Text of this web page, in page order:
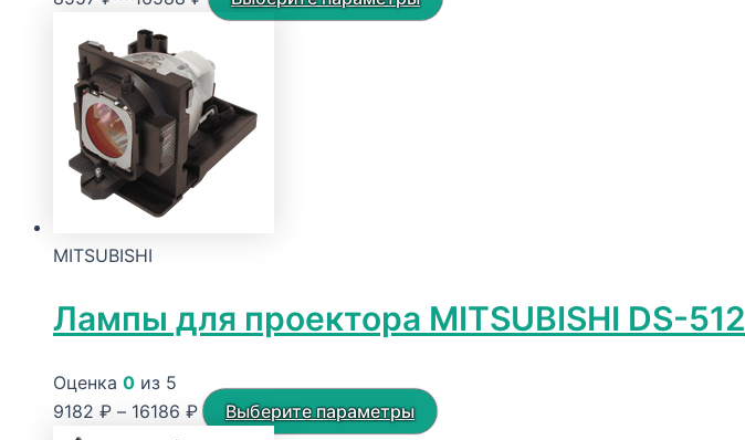
цен:
8557 ₽
16588 ₽
MITSUBISHI
Лампы для проектора MITSUBISHI DS-512
Оценка 0 из 5
9182 ₽ – 16186 ₽Диапазон
Выберите параметры
Этот